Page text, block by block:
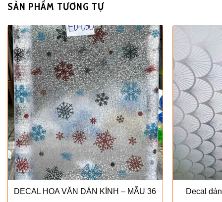
SẢN PHẨM TƯƠNG TỰ
DECAL HOA VĂN DÁN KÍNH – MẪU 36 Decal